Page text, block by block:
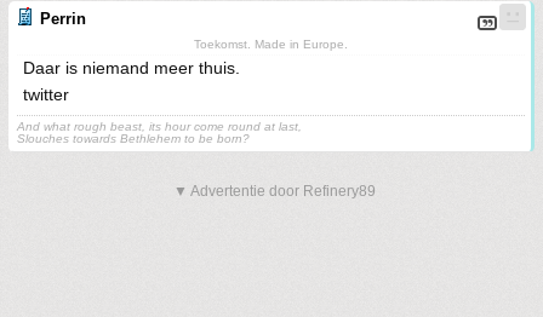
Perrin
Toekomst. Made in Europe.
Daar is niemand meer thuis.
twitter
And what rough beast, its hour come round at last,
Slouches towards Bethlehem to be born?
▼ Advertentie door Refinery89